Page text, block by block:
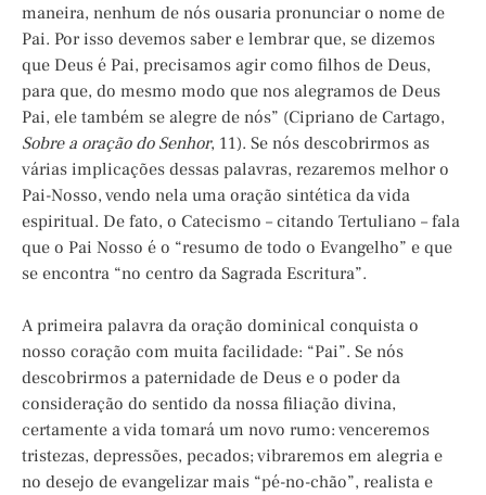
maneira, nenhum de nós ousaria pronunciar o nome de
Pai. Por isso devemos saber e lembrar que, se dizemos
que Deus é Pai, precisamos agir como filhos de Deus,
para que, do mesmo modo que nos alegramos de Deus
Pai, ele também se alegre de nós” (Cipriano de Cartago,
Sobre a oração do Senhor, 11). Se nós descobrirmos as
várias implicações dessas palavras, rezaremos melhor o
Pai-Nosso, vendo nela uma oração sintética da vida
espiritual. De fato, o Catecismo – citando Tertuliano – fala
que o Pai Nosso é o “resumo de todo o Evangelho” e que
se encontra “no centro da Sagrada Escritura”.
A primeira palavra da oração dominical conquista o
nosso coração com muita facilidade: “Pai”. Se nós
descobrirmos a paternidade de Deus e o poder da
consideração do sentido da nossa filiação divina,
certamente a vida tomará um novo rumo: venceremos
tristezas, depressões, pecados; vibraremos em alegria e
no desejo de evangelizar mais “pé-no-chão”, realista e